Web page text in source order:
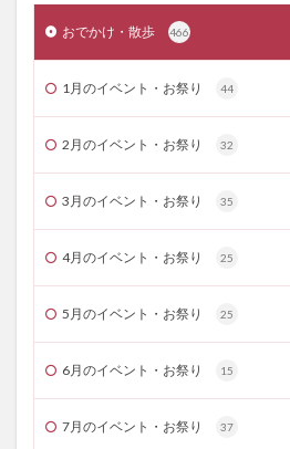
おでかけ・散歩 466
1月のイベント・お祭り 44
2月のイベント・お祭り 32
3月のイベント・お祭り 35
4月のイベント・お祭り 25
5月のイベント・お祭り 25
6月のイベント・お祭り 15
7月のイベント・お祭り 37